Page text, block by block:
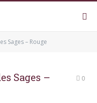
Sages – Rouge
Sages –
0